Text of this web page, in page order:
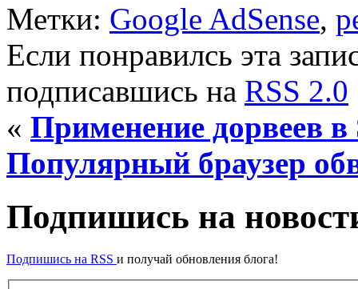
Метки: Google AdSense,
Если понравилсь эта
подписавшись на RSS 2.0
« Применение дорвеев
Популярный браузер
Подпишись на
Подпишись на RSS и получай обновления блога!